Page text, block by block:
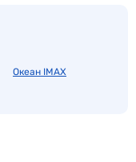
Океан IMAX